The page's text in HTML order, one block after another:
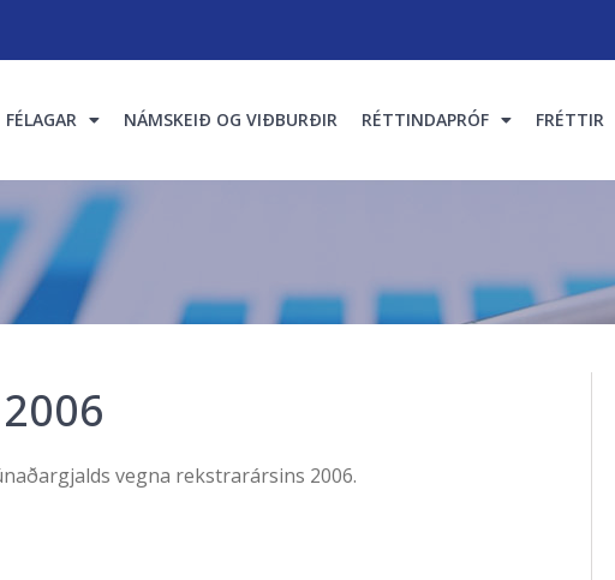
FÉLAGAR NÁMSKEIÐ OG VIÐBURÐIR RÉTTINDAPRÓF FRÉTTIR
vegna rekstrarársins 2006.